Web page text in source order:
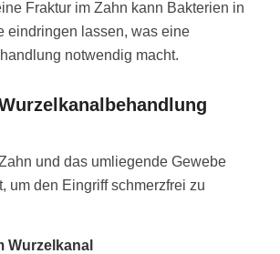
Fraktur im Zahn kann Bakterien in
eindringen lassen, was eine
notwendig macht.
und das umliegende Gewebe
um den Eingriff schmerzfrei zu
Wurzelkanal